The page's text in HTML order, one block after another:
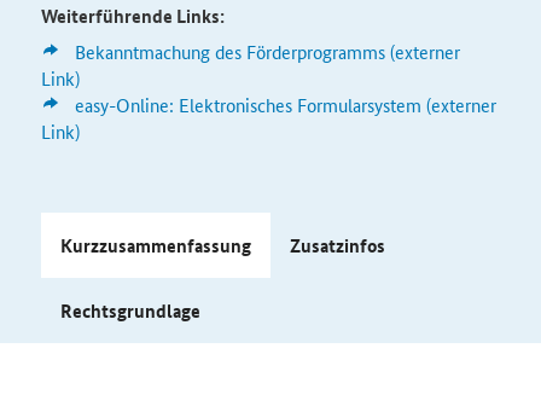
Weiterführende Links:
Bekanntmachung des Förderprogramms (externer
Link)
easy-Online: Elektronisches Formularsystem (externer
Link)
Kurzzusammenfassung Zusatzinfos
Rechtsgrundlage